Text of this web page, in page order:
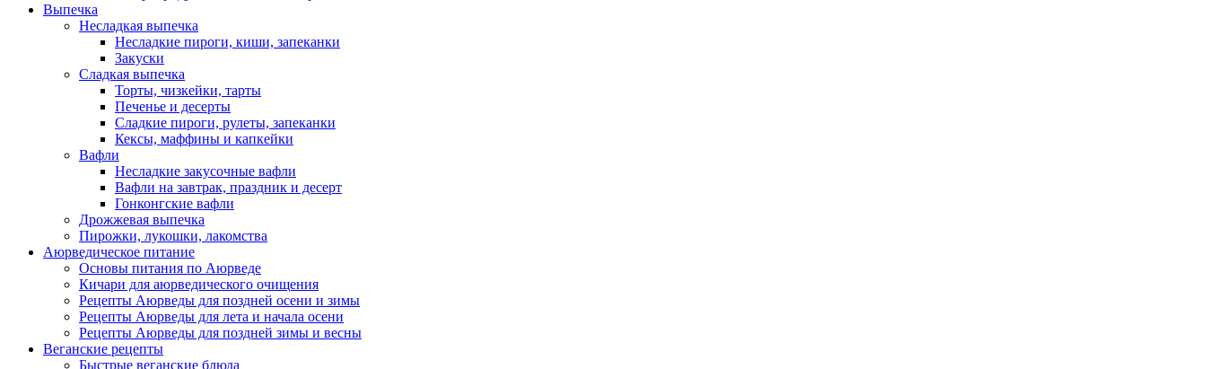
Выпечка
Несладкая выпечка
Несладкие пироги, киши, запеканки
Закуски
Сладкая выпечка
Торты, чизкейки, тарты
Печенье и десерты
Сладкие пироги, рулеты, запеканки
Кексы, маффины и капкейки
Вафли
Несладкие закусочные вафли
Вафли на завтрак, праздник и десерт
Гонконгские вафли
Дрожжевая выпечка
Пирожки, лукошки, лакомства
Аюрведическое питание
Основы питания по Аюрведе
Кичари для аюрведического очищения
Рецепты Аюрведы для поздней осени и зимы
Рецепты Аюрведы для лета и начала осени
Рецепты Аюрведы для поздней зимы и весны
Веганские рецепты
Быстрые веганские блюда